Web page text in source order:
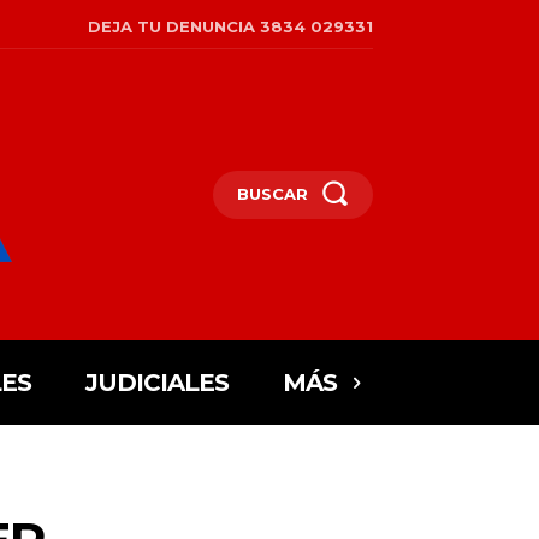
DEJA TU DENUNCIA 3834 029331
BUSCAR
JUDICIALES MÁS